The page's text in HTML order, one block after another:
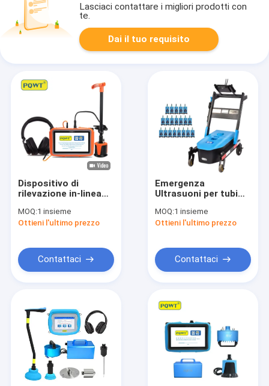
Lasciaci contattare i migliori prodotti con
te.
Dai il tuo requisito
Dispositivo di
rilevazione in-linea
perdita del tubo del
rivelatore di perdita
MOQ:1 insieme
Ottieni l'ultimo prezzo
Contattaci
Emergenza
Ultrasuoni per tubi
perdite LDC 20M
profondità 9M 20KHz
MOQ:1 insieme
Ottieni l'ultimo prezzo
Contattaci